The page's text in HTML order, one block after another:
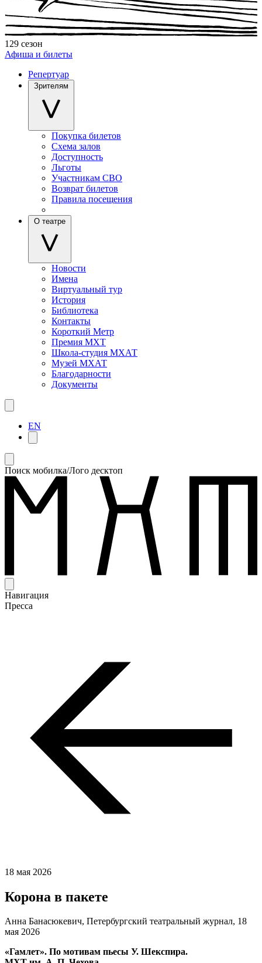
129 сезон
Афиша и билеты
Репертуар
Зрителям
Покупка билетов
Схема залов
Доступность
Льготы
Участникам СВО
Возврат билетов
Правила посещения
О театре
Новости
Имена
Виртуальный тур
История
Библиотека
Контакты
Короткий Метр
Премия МХТ
Школа-студия МХАТ
Музей МХАТ
Благодарности
Документы
EN
Поиск мобилка/Лого десктоп
Навигация
Пресса
18 мая 2026
Корона в пакете
Анна Банасюкевич, Петербургский театральный журнал, 18
мая 2026
«Гамлет». По мотивам пьесы У. Шекспира.